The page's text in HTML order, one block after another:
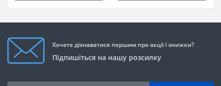
Хочете дізнаватися першим про акції і знижки?
Підпишіться на нашу розсилку